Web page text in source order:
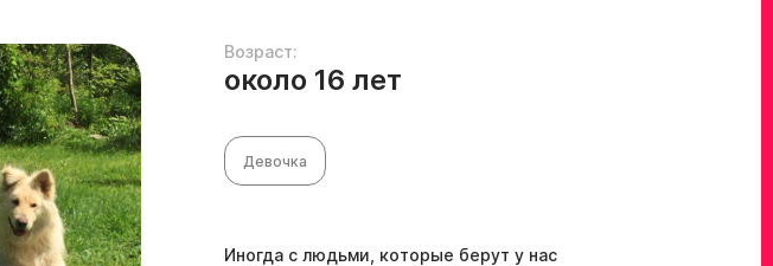
Возраст:
около 16 лет
Девочка
Иногда с людьми, которые берут у нас